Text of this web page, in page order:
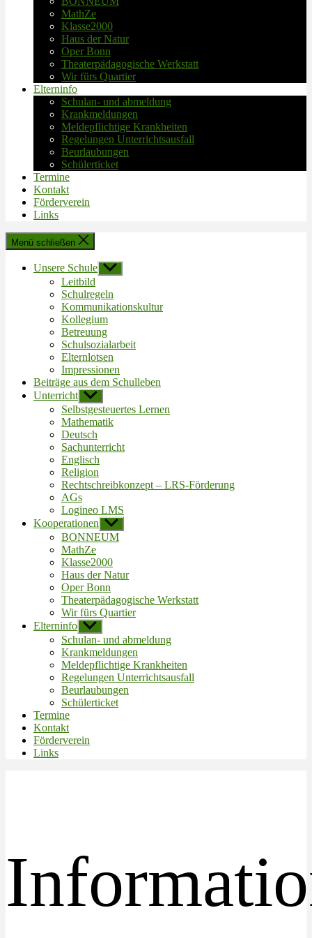
MathZe
Klasse2000
Haus der Natur
Oper Bonn
Theaterpädagogische Werkstatt
Wir fürs Quartier
Elterninfo
Schulan- und abmeldung
Krankmeldungen
Meldepflichtige Krankheiten
Regelungen Unterrichtsausfall
Beurlaubungen
Schülerticket
Termine
Kontakt
Förderverein
Links
Menü schließen
Unsere Schule Untermenü
anzeigen
Leitbild
Schulregeln
Kommunikationskultur
Kollegium
Betreuung
Schulsozialarbeit
Elternlotsen
Impressionen
Beiträge aus dem Schulleben
Unterricht Untermenü
anzeigen
Selbstgesteuertes Lernen
Mathematik
Deutsch
Sachunterricht
Englisch
Religion
Rechtschreibkonzept – LRS-Förderung
AGs
Logineo LMS
Kooperationen Untermenü
anzeigen
BONNEUM
MathZe
Klasse2000
Haus der Natur
Oper Bonn
Theaterpädagogische Werkstatt
Wir fürs Quartier
Elterninfo Untermenü
anzeigen
Schulan- und abmeldung
Krankmeldungen
Meldepflichtige Krankheiten
Regelungen Unterrichtsausfall
Beurlaubungen
Schülerticket
Termine
Kontakt
Förderverein
Links